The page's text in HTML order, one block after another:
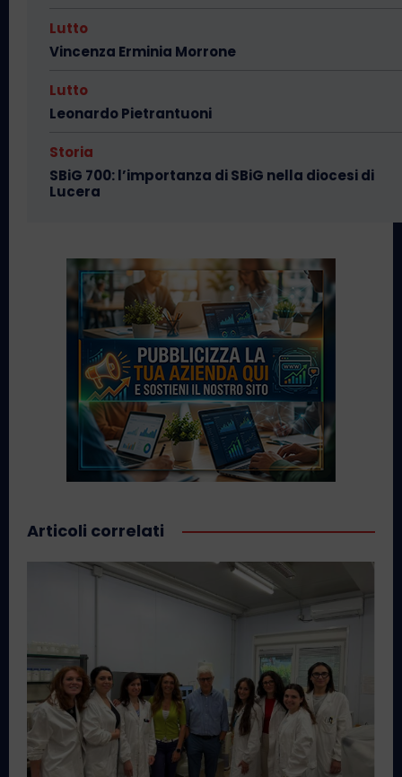
Lutto
Vincenza Erminia Morrone
Lutto
Leonardo Pietrantuoni
Storia
SBiG 700: l’importanza di SBiG nella diocesi di
Lucera
Articoli correlati